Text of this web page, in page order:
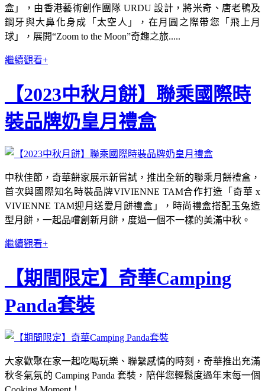
盒」，由香港藝術創作團隊 URDU 設計，將米奇、唐老鴨及
鋼牙與大鼻化身成「太空人」，在月圓之際帶您「飛上月
球」，展開“Zoom to the Moon”奇趣之旅.....
繼續觀看+
【2023中秋月餅】聯乘國際時
裝品牌奶皇月禮盒
中秋佳節，奇華餅家展示新嘗試，推出全新的聯乘月餅禮盒，
首次與國際知名時裝品牌VIVIENNE TAM合作打造「奇華 x
VIVIENNE TAM迎月送愛月餅禮盒」，時尚禮盒搭配玉兔造
型月餅，一起品嚐創新月餅，度過一個不一樣的美滿中秋。
繼續觀看+
【期間限定】奇華Camping
Panda套裝
大家歡聚在家一起吃喝玩樂、聯繫感情的時刻，奇華推出充滿
秋冬氣氛的 Camping Panda 套裝，陪伴您輕鬆度過年末每一個